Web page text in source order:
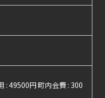
: 49500円 町内会費 : 300